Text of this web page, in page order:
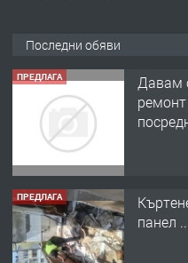
Последни обяви
ПРЕДЛАГА
Давам
ПРЕДЛАГА
панел